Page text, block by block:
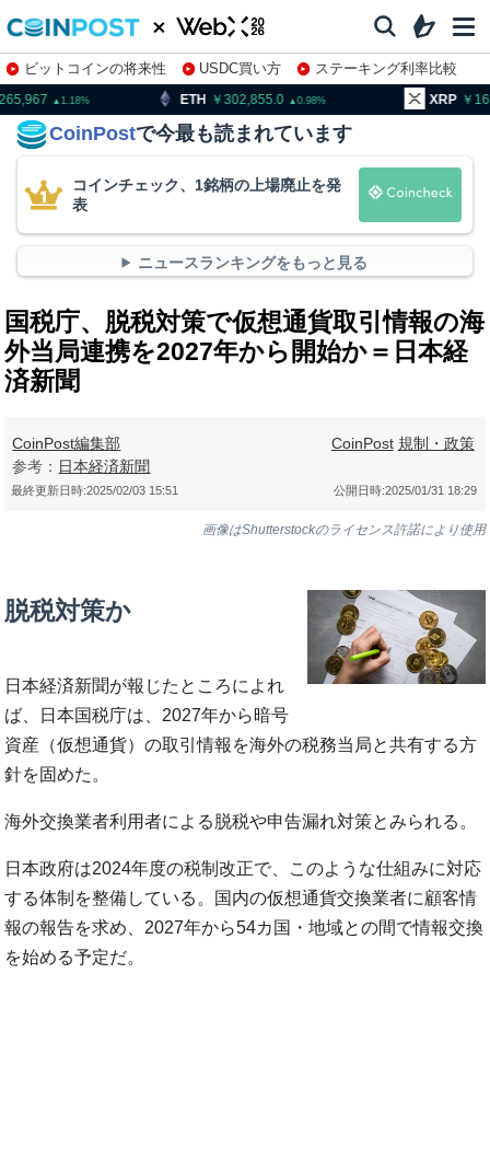
ビットコインの将来性 USDC買い方
ステーキング利率比較
株特集・関連銘柄
ETH 302,855.0 XRP 163.31
CoinPostで今最も読まれています
コインチェック、1銘柄の上場廃止を発
表
ニュースランキングをもっと見る
国税庁、脱税対策で仮想通貨取引情報の海
外当局連携を2027年から開始か＝日本経
済新聞
CoinPost編集部
参考： 日本経済新聞
CoinPost 規制・政策
公開日時:2025/01/31 18:29
最終更新日時:2025/02/03 15:51
画像はShutterstockのライセンス許諾により使用
脱税対策か
日本経済新聞が報じたところによれ
ば、日本国税庁は、2027年から暗号
資産（仮想通貨）の取引情報を海外の税務当局と共有する方
針を固めた。
海外交換業者利用者による脱税や申告漏れ対策とみられる。
日本政府は2024年度の税制改正で、このような仕組みに対応
する体制を整備している。国内の仮想通貨交換業者に顧客情
報の報告を求め、2027年から54カ国・地域との間で情報交換
を始める予定だ。